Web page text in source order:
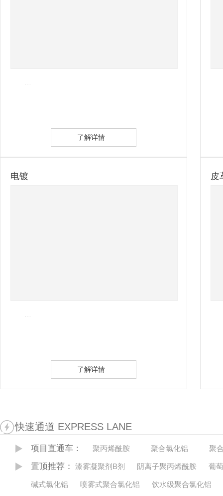
了解详情
电镀
了解详情
皮
快速通道 EXPRESS LANE
项目直通车： 聚丙烯酰胺 聚合氯化铝 聚
置顶推荐： 漆雾凝聚剂B剂 阴离子聚丙烯酰胺 葡
碱式氯化铝 喷雾式聚合氯化铝 饮水级聚合氯化铝